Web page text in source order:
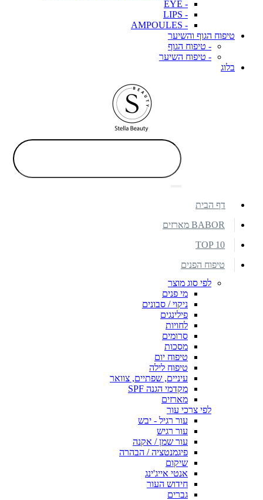
- EYE
- LIPS
- AMPOULES
טיפוח הגוף והשיער
- טיפוח הגוף
- טיפוח השיער
בלוג
דף הבית
BABOR מארזים
TOP 10
טיפוח הפנים
לפי סוג מוצר
מי פנים
ניקוי / סבונים
פילינגים
לחויות
סרומים
מסכות
טיפוח יום
טיפוח לילה
עיניים, שפתיים, צוואר
מקדמי הגנה SPF
מארזים
לפי צרכי עור
עור רגיל - יבש
עור רגיש
עור שמן / אקנה
פיגמנטציה / הבהרה
שיקום
אנטי אייג'ינג
חידוש העור
גברים